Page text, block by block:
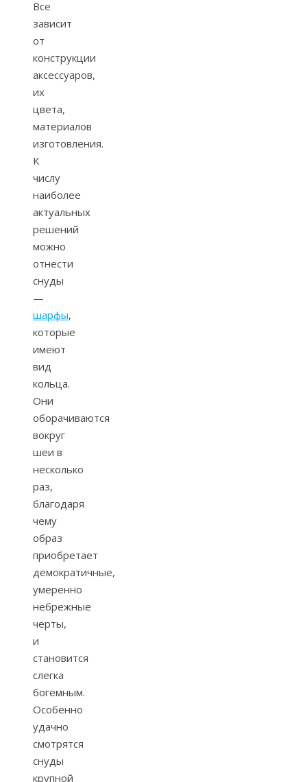
Все
зависит
от
конструкции
аксессуаров,
их
цвета,
материалов
изготовления.
К
числу
наиболее
актуальных
решений
можно
отнести
снуды
—
шарфы,
которые
имеют
вид
кольца.
Они
оборачиваются
вокруг
шеи в
несколько
раз,
благодаря
чему
образ
приобретает
демократичные,
умеренно
небрежные
черты,
и
становится
слегка
богемным.
Особенно
удачно
смотрятся
снуды
крупной